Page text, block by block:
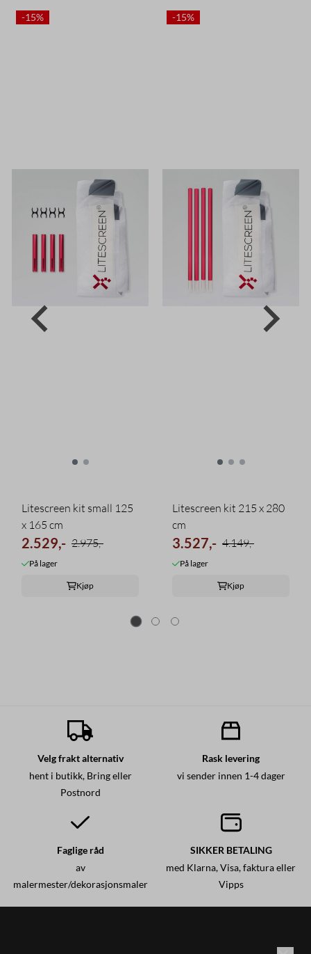
-15%
Litescreen kit small 125
x 165 cm
2.529,- 2.975,-
På lager
Kjøp
-15%
Litescreen kit 215 x 280
cm
3.527,- 4.149,-
På lager
Kjøp
Velg frakt alternativ
hent i butikk, Bring eller
Postnord
Rask levering
vi sender innen 1-4 dager
Faglige råd
av
malermester/dekorasjonsmaler
SIKKER BETALING
med Klarna, Visa, faktura eller
Vipps